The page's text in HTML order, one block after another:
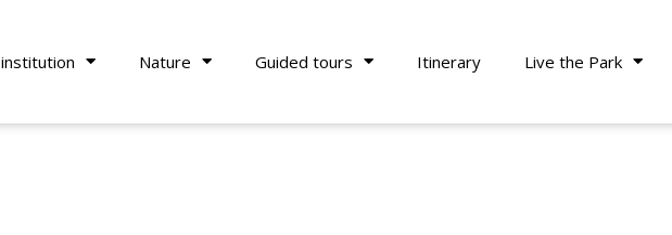
Nature Guided tours Itinerary Live the Park